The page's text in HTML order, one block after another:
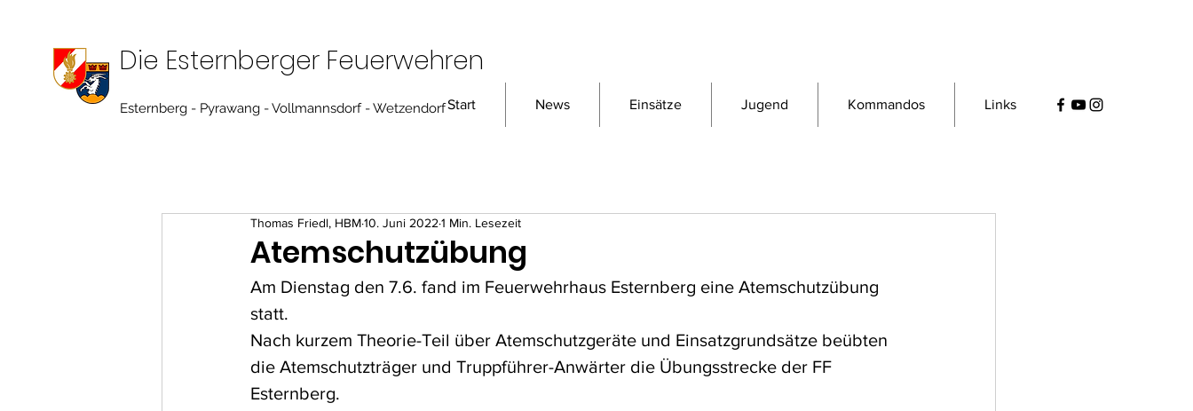
Die Esternberger Feuerwehren
Esternberg - Pyrawang - Vollmannsdorf - WetzendorfStart News Einsätze Jugend Kommandos Links
Atemschutzübung
Thomas Friedl, HBM10. Juni 2022 1 Min. Lesezeit
Am Dienstag den 7.6. fand im Feuerwehrhaus Esternberg eine Atemschutzübung
statt.
Nach kurzem Theorie-Teil über Atemschutzgeräte und Einsatzgrundsätze beübten
die Atemschutzträger und Truppführer-Anwärter die Übungsstrecke der FF
Esternberg.